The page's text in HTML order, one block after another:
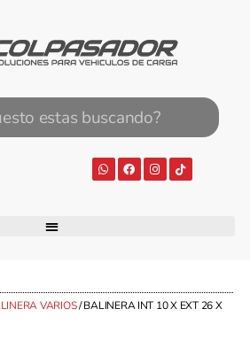
VARIOS/ BALINERA INT 10 X EXT 26 X